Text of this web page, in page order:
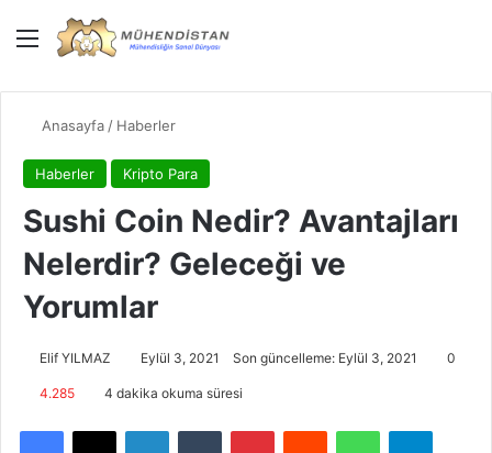
Menü
Anasayfa / Haberler
Haberler Kripto Para
Sushi Coin Nedir? Avantajları
Nelerdir? Geleceği ve
Yorumlar
Elif YILMAZ Eylül 3, 2021 Son güncelleme: Eylül 3, 2021 0
4.285 4 dakika okuma süresi
Facebook
X LinkedInTumblr PinterestReddit WhatsApp